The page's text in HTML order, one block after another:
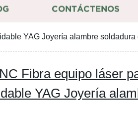
CONTÁCTENOS
YAG Joyería alambre soldadura
Fibra equipo láser
YAG Joyería